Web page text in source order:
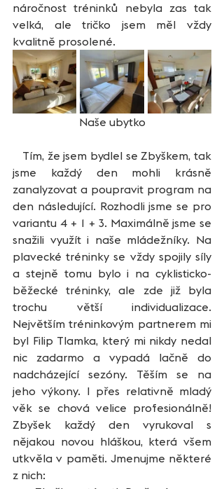
náročnost tréninků nebyla zas tak
velká, ale tričko jsem měl vždy
kvalitně prosolené.
Naše ubytko
jsme každý den mohli krásně
zanalyzovat a poupravit program na
den následující. Rozhodli jsme se pro
variantu 4 + 1 + 3. Maximálně jsme se
snažili využít i naše mládežníky. Na
plavecké tréninky se vždy spojily síly
a stejně tomu bylo i na cyklisticko-
běžecké tréninky, ale zde již byla
trochu větší individualizace.
Největším tréninkovým partnerem mi
byl Filip Tlamka, který mi nikdy nedal
nic zadarmo a vypadá lačně do
nadcházející sezóny. Těším se na
jeho výkony. I přes relativně mladý
věk se chová velice profesionálně!
Zbyšek každý den vyrukoval s
nějakou novou hláškou, která všem
utkvěla v paměti. Jmenujme některé
z nich: